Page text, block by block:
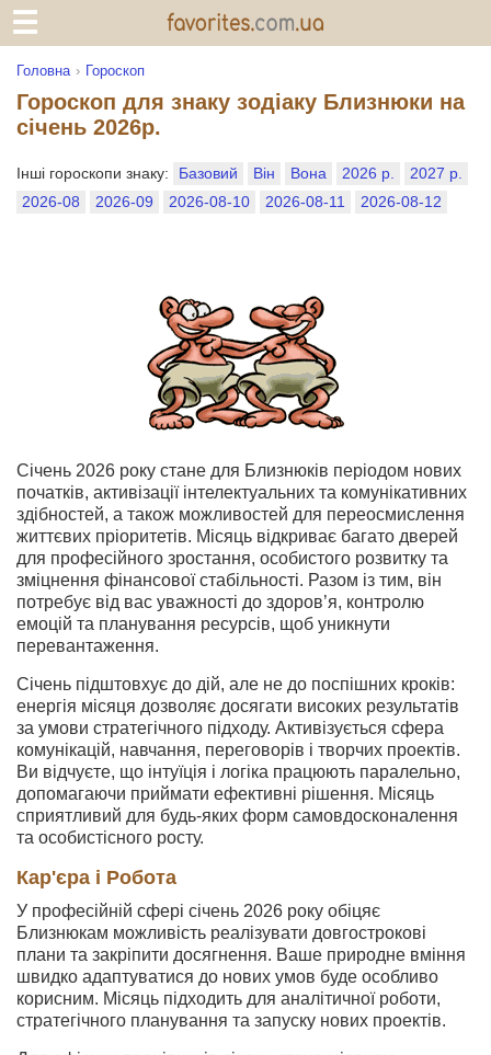
Головна Гороскоп
Гороскоп для знаку зодіаку Близнюки на
січень 2026р.
Інші гороскопи знаку: Базовий Він Вона 2026 р.
2027 р.
2026-08
2026-09 2026-08-10 2026-08-11 2026-08-12
Січень 2026 року стане для Близнюків періодом нових
початків, активізації інтелектуальних та комунікативних
здібностей, а також можливостей для переосмислення
життєвих пріоритетів. Місяць відкриває багато дверей
для професійного зростання, особистого розвитку та
зміцнення фінансової стабільності. Разом із тим, він
потребує від вас уважності до здоров’я, контролю
емоцій та планування ресурсів, щоб уникнути
перевантаження.
Січень підштовхує до дій, але не до поспішних кроків:
енергія місяця дозволяє досягати високих результатів
за умови стратегічного підходу. Активізується сфера
комунікацій, навчання, переговорів і творчих проектів.
Ви відчуєте, що інтуїція і логіка працюють паралельно,
допомагаючи приймати ефективні рішення. Місяць
сприятливий для будь-яких форм самовдосконалення
та особистісного росту.
Кар'єра і Робота
У професійній сфері січень 2026 року обіцяє
Близнюкам можливість реалізувати довгострокові
плани та закріпити досягнення. Ваше природне вміння
швидко адаптуватися до нових умов буде особливо
корисним. Місяць підходить для аналітичної роботи,
стратегічного планування та запуску нових проектів.